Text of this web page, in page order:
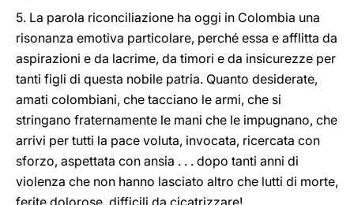
5. La parola riconciliazione ha oggi in Colombia una
risonanza emotiva particolare, perché essa e afflitta da
aspirazioni e da lacrime, da timori e da insicurezze per
tanti figli di questa nobile patria. Quanto desiderate,
amati colombiani, che tacciano le armi, che si
stringano fraternamente le mani che le impugnano, che
arrivi per tutti la pace voluta, invocata, ricercata con
sforzo, aspettata con ansia . . . dopo tanti anni di
violenza che non hanno lasciato altro che lutti di morte,
ferite dolorose, difficili da cicatrizzare!